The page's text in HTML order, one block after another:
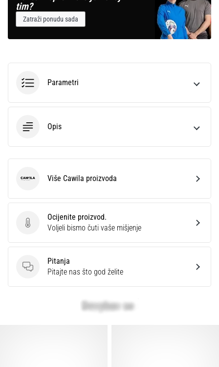
tim?
Zatraži ponudu sada
Parametri
Opis
Ocijenite proizvod.
Ocijenite proizvod.
Voljeli bismo čuti vaše mišjenje
Pitanja
Pitanja
Pitajte nas što god želite
Cawila Više Cawila proizvoda